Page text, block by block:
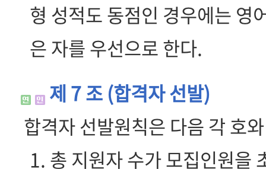
형 성적도 동점인 경우에는 영
은 자를 우선으로 한다.
제 7 조 (합격자 선발)
합격자 선발원칙은 다음 각 호
1. 총 지원자 수가 모집인원을